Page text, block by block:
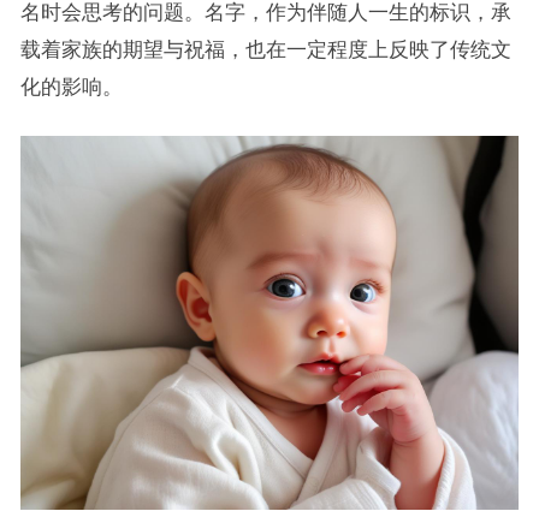
名时会思考的问题。名字，作为伴随人一生的标识，承
载着家族的期望与祝福，也在一定程度上反映了传统文
化的影响。